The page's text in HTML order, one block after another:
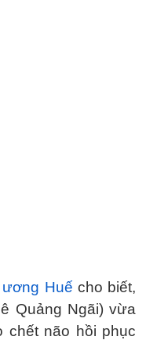
ương Huế cho biết,
Quảng Ngãi) vừa
não hồi phục